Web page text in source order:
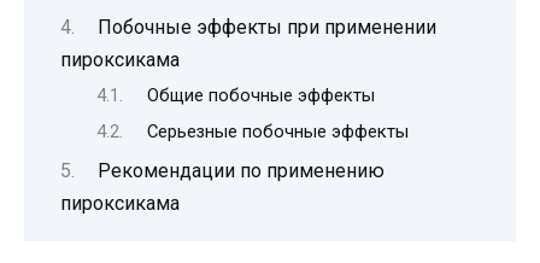
Побочные эффекты при применении
пироксикама
Общие побочные эффекты
Серьезные побочные эффекты
Рекомендации по применению
пироксикама